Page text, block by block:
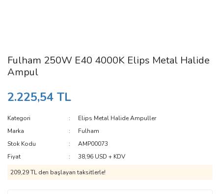
Fulham 250W E40 4000K Elips Metal Halide
Ampul
2.225,54 TL
Kategori
Elips Metal Halide Ampuller
Marka
Fulham
Stok Kodu
AMP00073
Fiyat
38,96 USD + KDV
209,29 TL den başlayan taksitlerle!